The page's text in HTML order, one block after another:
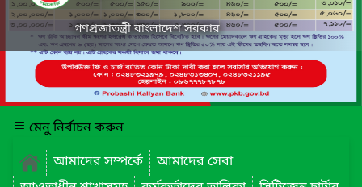
গণপ্রজাতন্ত্রী বাংলাদেশ সরকার
মেনু নির্বাচন করুন
আমাদের সম্পর্কে
আমাদের সেবা